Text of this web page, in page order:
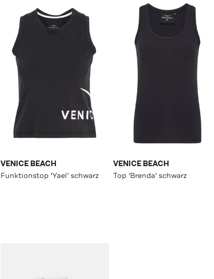
VENICE BEACH
Funktionstop 'Yael' schwarz
VENICE BEACH
Top 'Brenda' schwarz